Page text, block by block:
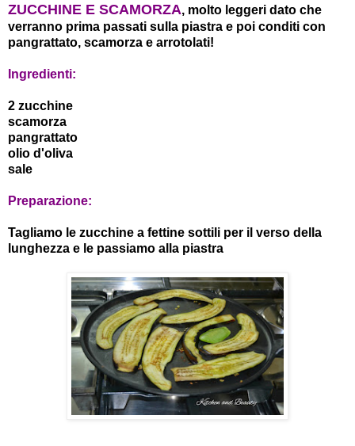
ZUCCHINE E SCAMORZA, molto leggeri dato che
verranno prima passati sulla piastra e poi conditi con
pangrattato, scamorza e arrotolati!
Ingredienti:
2 zucchine
scamorza
pangrattato
olio d'oliva
sale
Preparazione:
Tagliamo le zucchine a fettine sottili per il verso della
lunghezza e le passiamo alla piastra